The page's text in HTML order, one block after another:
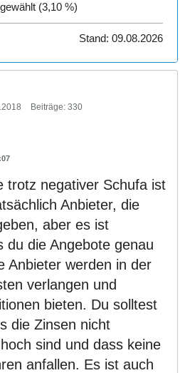
(3,10 %)
Stand: 09.08.2026
Beiträge: 330
trotz negativer Schufa ist
Anbieter, die
aber es ist
du die Angebote genau
Anbieter werden in der
verlangen und
bieten. Du solltest
die Zinsen nicht
sind und dass keine
anfallen. Es ist auch